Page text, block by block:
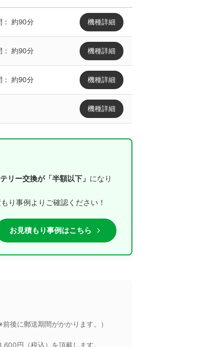
約90分 機種詳細
約90分 機種詳細
約90分 機種詳細
機種詳細
リー交換が「半額以下」 になり
り事例よりご確認ください！
お見積もり事例はこちら
後に郵送期間がかかります。）
円（税込）を頂戴します。